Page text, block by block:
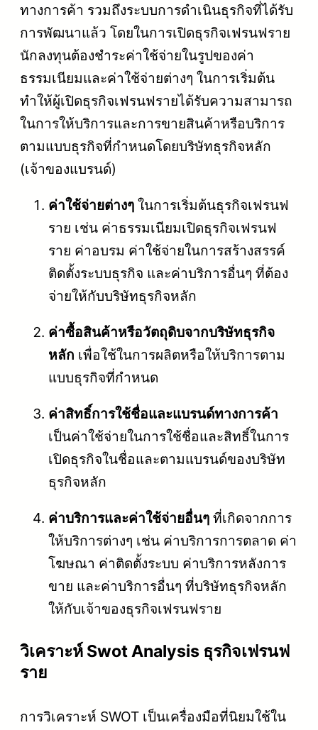
ทางการค้า รวมถึงระบบการดำเนินธุรกิจที่ได้รับ
การพัฒนาแล้ว โดยในการเปิดธุรกิจเฟรนฟราย
นักลงทุนต้องชำระค่าใช้จ่ายในรูปของค่า
ธรรมเนียมและค่าใช้จ่ายต่างๆ ในการเริ่มต้น
ทำให้ผู้เปิดธุรกิจเฟรนฟรายได้รับความสามารถ
ในการให้บริการและการขายสินค้าหรือบริการ
ตามแบบธุรกิจที่กำหนดโดยบริษัทธุรกิจหลัก
(เจ้าของแบรนด์)
ค่าใช้จ่ายต่างๆ ในการเริ่มต้นธุรกิจเฟรนฟ
ราย เช่น ค่าธรรมเนียมเปิดธุรกิจเฟรนฟ
ราย ค่าอบรม ค่าใช้จ่ายในการสร้างสรรค์
ติดตั้งระบบธุรกิจ และค่าบริการอื่นๆ ที่ต้อง
จ่ายให้กับบริษัทธุรกิจหลัก
ค่าซื้อสินค้าหรือวัตถุดิบจากบริษัทธุรกิจ
หลัก เพื่อใช้ในการผลิตหรือให้บริการตาม
แบบธุรกิจที่กำหนด
ค่าสิทธิ์การใช้ชื่อและแบรนด์ทางการค้า
เป็นค่าใช้จ่ายในการใช้ชื่อและสิทธิ์ในการ
เปิดธุรกิจในชื่อและตามแบรนด์ของบริษัท
ธุรกิจหลัก
ค่าบริการและค่าใช้จ่ายอื่นๆ ที่เกิดจากการ
ให้บริการต่างๆ เช่น ค่าบริการการตลาด ค่า
โฆษณา ค่าติดตั้งระบบ ค่าบริการหลังการ
ขาย และค่าบริการอื่นๆ ที่บริษัทธุรกิจหลัก
ให้กับเจ้าของธุรกิจเฟรนฟราย
วิเคราะห์ Swot Analysis ธุรกิจเฟรนฟ
ราย
การวิเคราะห์ SWOT เป็นเครื่องมือที่นิยมใช้ใน